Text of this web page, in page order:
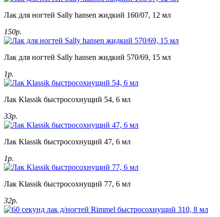
Лак для ногтей Sally hansen жидкий 160/07, 12 мл
150р.
Лак для ногтей Sally hansen жидкий 570/69, 15 мл
1р.
Лак Klassik быстросохнущий 54, 6 мл
33р.
Лак Klassik быстросохнущий 47, 6 мл
1р.
Лак Klassik быстросохнущий 77, 6 мл
32р.